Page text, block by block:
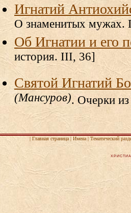
Игнатий
О знаменитых мужах.
Об Игнатии и его
история. III, 36]
Святой Игнатий
(Мансуров). Очерки
| Главная страница| Имена| Тематический